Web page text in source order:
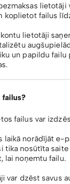
lietotāji
koplietot failus
lietotāji
un papildu failu
failus?
failus var
laikā norādījāt e-
tika nosūtīta
lai noņemtu failu.
var dzēst savus